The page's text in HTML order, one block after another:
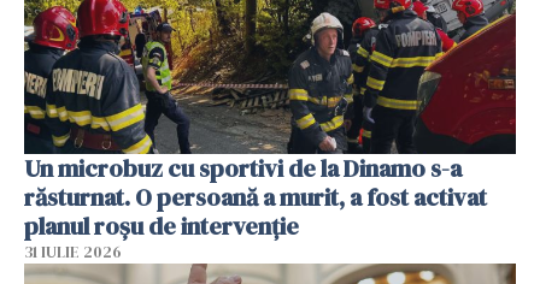
Un microbuz cu sportivi de la Dinamo s-a
răsturnat. O persoană a murit, a fost activat
planul roșu de intervenție
31 IULIE 2026